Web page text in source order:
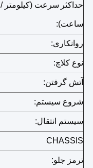
حداکثر سرعت (کیلومتر /
ساعت):
روانکاری:
نوع کلاچ:
آتش گرفتن:
شروع سیستم:
سیستم انتقال:
CHASSIS
ترمز جلو: